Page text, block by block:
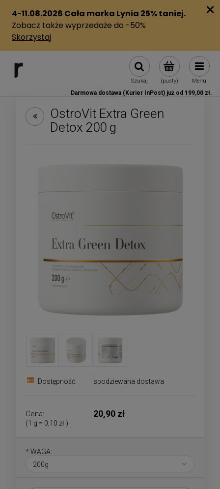
(pusty)
Szukaj Menu
Darmowa dostawa (Kurier InPost) już od 199,00 zł.
OstroVit Extra Green
Detox 200 g
Dostępność: spodziewana dostawa
Cena: 20,90 zł
(1 g = 0,10 zł )
* WAGA: